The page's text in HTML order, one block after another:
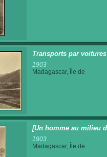
Transports par
1903
Madagascar, Île de
[Un homme au milieu
1903
Madagascar, Île de